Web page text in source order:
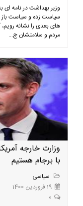
وزیر بهداشت در نامه ای
سیاست زده و سیاست باز
های بعدی را نشانه رویم،
مردم و سلامتشان ج...
وزارت خارجه
با برجام هستیم
سیاسی
19 فروردین 1400
0